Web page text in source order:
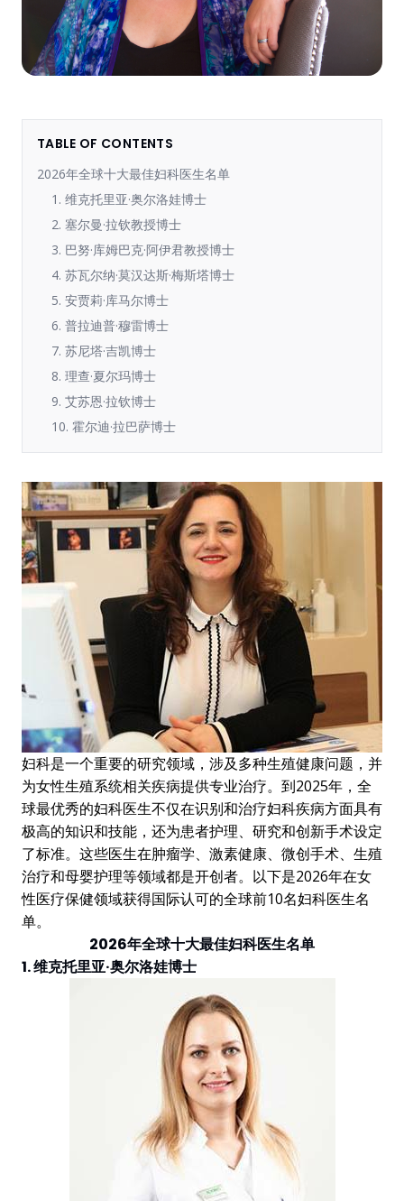
TABLE OF CONTENTS
2026年全球十大最佳妇科医生名单
1. 维克托里亚·奥尔洛娃博士
2. 塞尔曼·拉钦教授博士
3. 巴努·库姆巴克·阿伊君教授博士
4. 苏瓦尔纳·莫汉达斯·梅斯塔博士
5. 安贾莉·库马尔博士
6. 普拉迪普·穆雷博士
7. 苏尼塔·吉凯博士
8. 理查·夏尔玛博士
9. 艾苏恩·拉钦博士
10. 霍尔迪·拉巴萨博士
妇科是一个重要的研究领域，涉及多种生殖健康问题，并
为女性生殖系统相关疾病提供专业治疗。到2025年，全
球最优秀的妇科医生不仅在识别和治疗妇科疾病方面具有
极高的知识和技能，还为患者护理、研究和创新手术设定
了标准。这些医生在肿瘤学、激素健康、微创手术、生殖
治疗和母婴护理等领域都是开创者。以下是2026年在女
性医疗保健领域获得国际认可的全球前10名妇科医生名
单。
2026年全球十大最佳妇科医生名单
1. 维克托里亚·奥尔洛娃博士